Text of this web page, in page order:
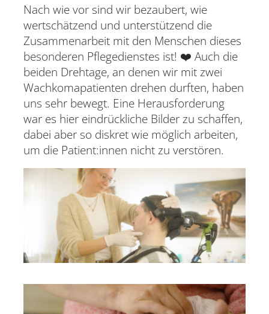
Nach wie vor sind wir bezaubert, wie
wertschätzend und unterstützend die
Zusammenarbeit mit den Menschen dieses
besonderen Pflegedienstes ist! ❤️ Auch die
beiden Drehtage, an denen wir mit zwei
Wachkomapatienten drehen durften, haben
uns sehr bewegt. Eine Herausforderung
war es hier eindrückliche Bilder zu schaffen,
dabei aber so diskret wie möglich arbeiten,
um die Patient:innen nicht zu verstören.